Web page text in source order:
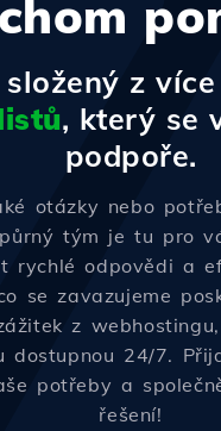
složený z
, který se
podpoře.
otázky nebo
tým je tu pro
rychlé odpovědi a
se zavazujeme
z
dostupnou 24/7.
potřeby a
řešení!